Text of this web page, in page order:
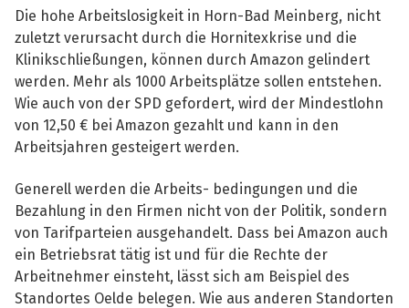
Die hohe Arbeitslosigkeit in Horn-Bad Meinberg, nicht
zuletzt verursacht durch die Hornitexkrise und die
Klinikschließungen, können durch Amazon gelindert
werden. Mehr als 1000 Arbeitsplätze sollen entstehen.
Wie auch von der SPD gefordert, wird der Mindestlohn
von 12,50 € bei Amazon gezahlt und kann in den
Arbeitsjahren gesteigert werden.
Generell werden die Arbeits- bedingungen und die
Bezahlung in den Firmen nicht von der Politik, sondern
von Tarifparteien ausgehandelt. Dass bei Amazon auch
ein Betriebsrat tätig ist und für die Rechte der
Arbeitnehmer einsteht, lässt sich am Beispiel des
Standortes Oelde belegen. Wie aus anderen Standorten